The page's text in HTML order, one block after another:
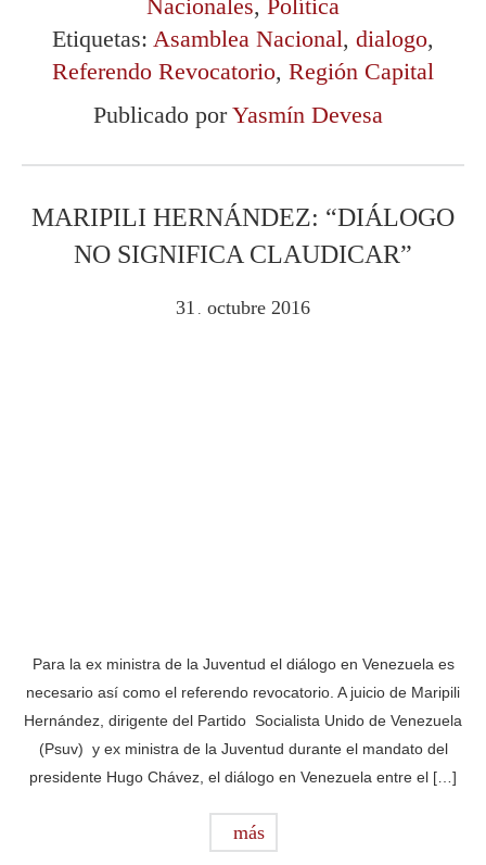
Nacionales, Política
Etiquetas: Asamblea Nacional, dialogo,
Referendo Revocatorio, Región Capital
Publicado porYasmín Devesa
MARIPILI HERNÁNDEZ: “DIÁLOGO
NO SIGNIFICA CLAUDICAR”
31 octubre 2016
Para la ex ministra de la Juventud el diálogo en Venezuela es
necesario así como el referendo revocatorio. A juicio de Maripili
Hernández, dirigente del Partido Socialista Unido de Venezuela
(Psuv) y ex ministra de la Juventud durante el mandato del
presidente Hugo Chávez, el diálogo en Venezuela entre el […]
más